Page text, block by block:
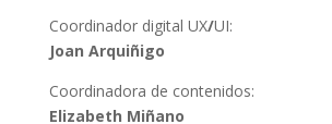
Coordinador digital UX/UI:
Joan Arquiñigo
Coordinadora de contenidos:
Elizabeth Miñano